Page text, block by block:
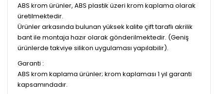
ABS krom ürünler, ABS plastik üzeri krom kaplama olarak
üretilmektedir.
Ürünler arkasında bulunan yüksek kalite çift taraflı akrilik
bant ile montaja hazır olarak gönderilmektedir. (Geniş
ürünlerde takviye silikon uygulaması yapılabilir).
Garanti :
ABS krom kaplama ürünler; krom kaplaması 1 yıl garanti
kapsamındadır.